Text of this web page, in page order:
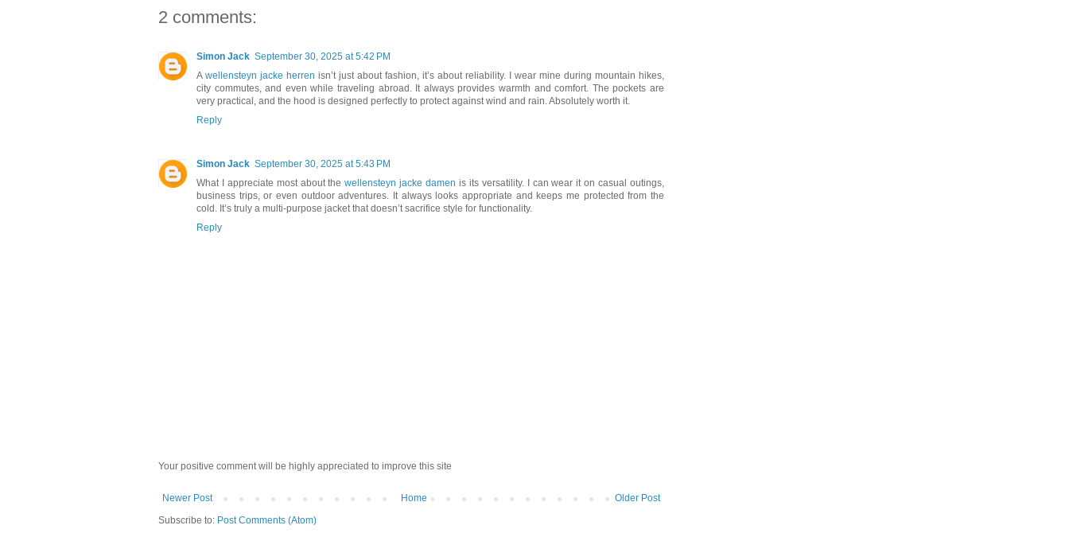
2 comments:
Simon Jack September 30, 2025 at 5:42 PM
A wellensteyn jacke herren isn’t just about fashion, it’s about reliability. I wear mine during mountain hikes,
city commutes, and even while traveling abroad. It always provides warmth and comfort. The pockets are
very practical, and the hood is designed perfectly to protect against wind and rain. Absolutely worth it.
Reply
Simon Jack September 30, 2025 at 5:43 PM
What I appreciate most about thewellensteyn jacke damen is its versatility. I can wear it on casual outings,
business trips, or even outdoor adventures. It always looks appropriate and keeps me protected from the
cold. It’s truly a multi-purpose jacket that doesn’t sacrifice style for functionality.
Reply
Your positive comment will be highly appreciated to improve this site
Newer Post Older Post
Home
Subscribe to: Post Comments (Atom)